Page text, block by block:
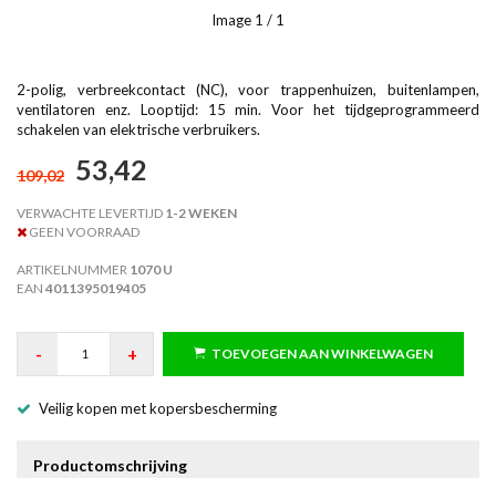
Image 1 / 1
2-polig, verbreekcontact (NC), voor trappenhuizen, buitenlampen,
ventilatoren enz. Looptijd: 15 min. Voor het tijdgeprogrammeerd
schakelen van elektrische verbruikers.
109,02 53,42
VERWACHTE LEVERTIJD 1-2 WEKEN
GEEN VOORRAAD
ARTIKELNUMMER 1070 U
EAN 4011395019405
- + TOEVOEGEN AAN WINKELWAGEN
Veilig kopen met kopersbescherming
Productomschrijving